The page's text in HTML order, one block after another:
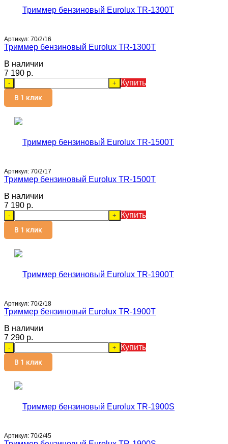
Артикул: 70/2/16
Триммер бензиновый Eurolux TR-1300T
В наличии
7 190 p.
- + Купить
В 1 клик
Артикул: 70/2/17
Триммер бензиновый Eurolux TR-1500T
В наличии
7 190 p.
- + Купить
В 1 клик
Артикул: 70/2/18
Триммер бензиновый Eurolux TR-1900T
В наличии
7 290 p.
- + Купить
В 1 клик
Артикул: 70/2/45